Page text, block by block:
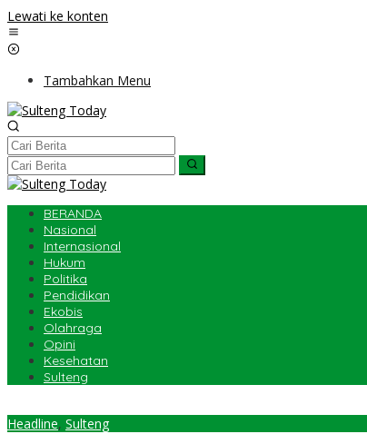
Lewati ke konten
Tambahkan Menu
BERANDA
Nasional
Internasional
Hukum
Politika
Pendidikan
Ekobis
Olahraga
Opini
Kesehatan
Sulteng
Headline, Sulteng